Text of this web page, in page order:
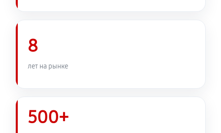
8
лет на рынке
500+